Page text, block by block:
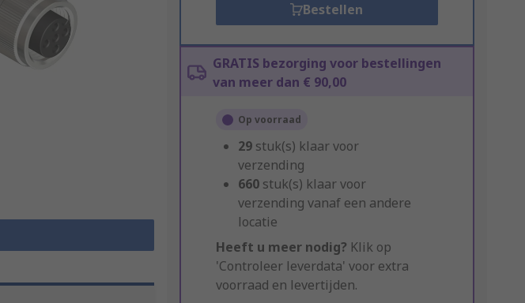
Bestellen
GRATIS bezorging voor bestellingen
van meer dan € 90,00
Op voorraad
29 stuk(s) klaar voor
verzending
660 stuk(s) klaar voor
verzending vanaf een andere
locatie
Heeft u meer nodig? Klik op
'Controleer leverdata' voor extra
voorraad en levertijden.